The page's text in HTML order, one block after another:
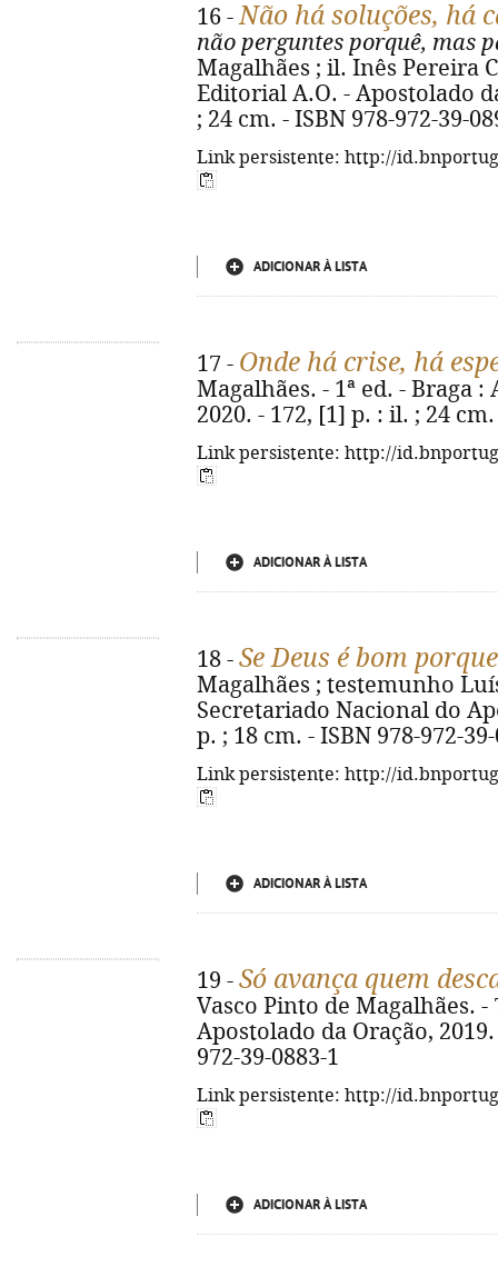
16 -Não há soluções, há
não perguntes porquê, mas
Magalhães ; il. Inês Pereira
Editorial A.O. - Apostolado
; 24 cm. - ISBN 978-972-39-
Link persistente: http://
ADICIONAR À LISTA
17 - Onde há crise, há
Magalhães. - 1ª ed. - Braga
2020. - 172, [1] p. : il. ; 24
Link persistente: http://
ADICIONAR À LISTA
18 - Se Deus é bom
Magalhães ; testemunho
Secretariado Nacional do
p. ; 18 cm. - ISBN 978-972-
Link persistente: http://
ADICIONAR À LISTA
19 - Só avança quem
Vasco Pinto de Magalhães. -
Apostolado da Oração,
972-39-0883-1
Link persistente: http://
ADICIONAR À LISTA